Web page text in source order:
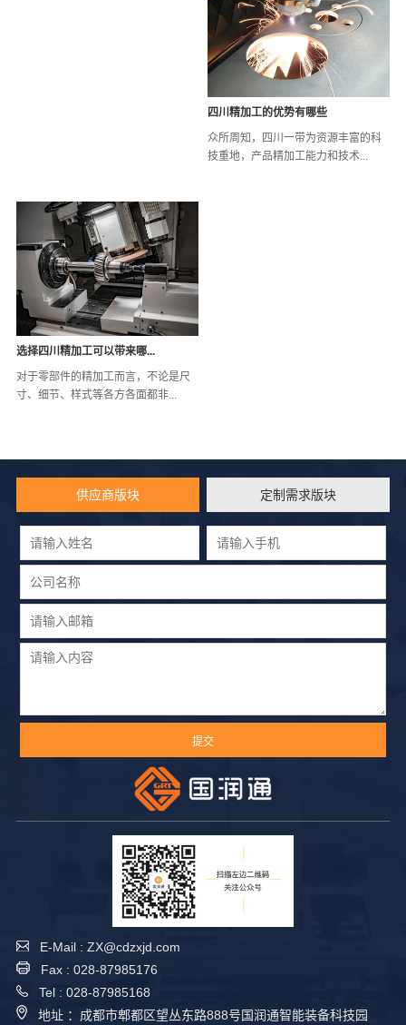
四川精加工的优势有哪些
众所周知，四川一带为资源丰富的科
技重地，产品精加工能力和技术...
选择四川精加工可以带来哪...
对于零部件的精加工而言，不论是尺
寸、细节、样式等各方各面都非...
供应商版块 定制需求版块
E-Mail : ZX@cdzxjd.com
Fax : 028-87985176
Tel : 028-87985168
地址 ：成都市郫都区望丛东路888号国润通智能装备科技园